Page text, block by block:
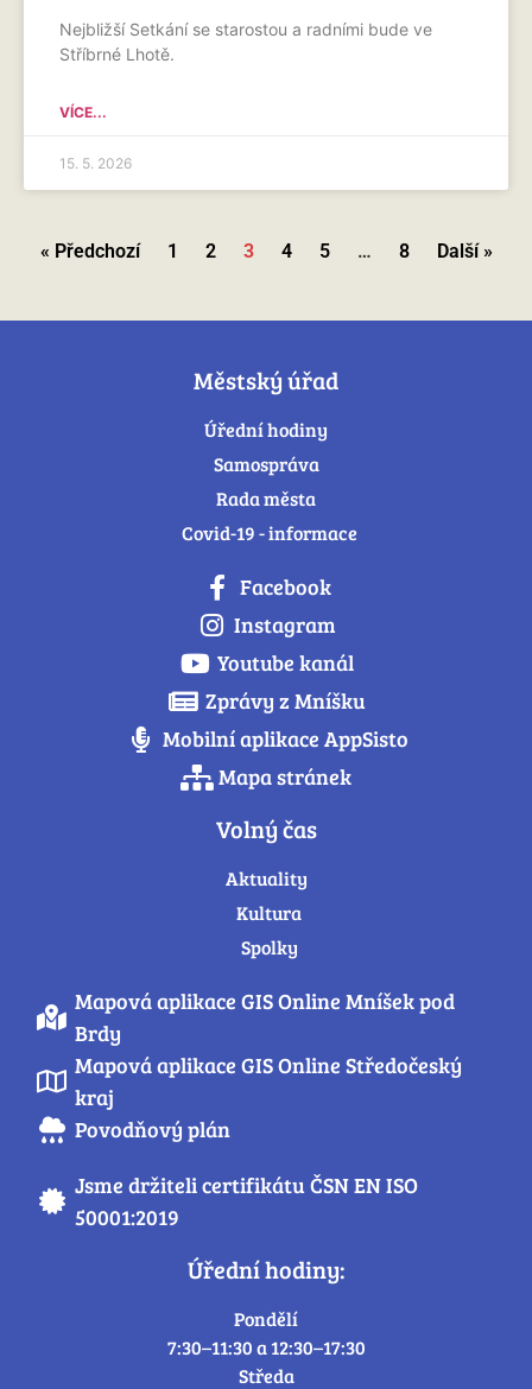
Nejbližší Setkání se starostou a radními bude ve
Stříbrné Lhotě.
VÍCE...
15. 5. 2026
« Předchozí 1 2 3 4 5 … 8 Další »
Městský úřad
Úřední hodiny
Samospráva
Rada města
Covid-19 - informace
Facebook
Instagram
Youtube kanál
Zprávy z Mníšku
Mobilní aplikace AppSisto
Mapa stránek
Volný čas
Aktuality
Kultura
Spolky
Mapová aplikace GIS Online Mníšek pod
Brdy
Mapová aplikace GIS Online Středočeský
kraj
Povodňový plán
Jsme držiteli certifikátu ČSN EN ISO
50001:2019
Úřední hodiny:
Pondělí
7:30–11:30 a 12:30–17:30
Středa